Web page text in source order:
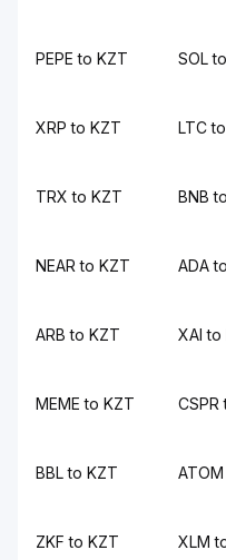
PEPE to KZT SOL
XRP to KZT LTC
TRX to KZT BNB
NEAR to KZT ADA
ARB to KZT XAI to
MEME to KZT CSPR
BBL to KZT
ZKF to KZT XLM